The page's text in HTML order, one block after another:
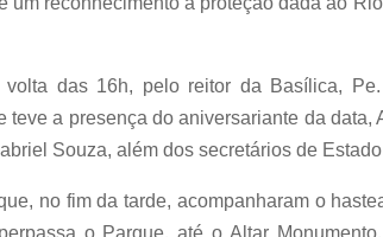
das 16h, pelo reitor da Basílica,
a presença do aniversariante da
Souza, além dos secretários de
no fim da tarde, acompanharam o
o Parque, até o Altar